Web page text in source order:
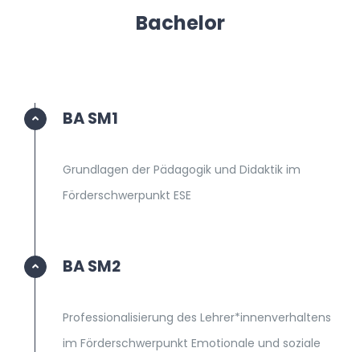
Bachelor
BA SM1
Grundlagen der Pädagogik und Didaktik im
Förderschwerpunkt ESE
BA SM2
Professionalisierung des Lehrer*innenverhaltens
im Förderschwerpunkt Emotionale und soziale